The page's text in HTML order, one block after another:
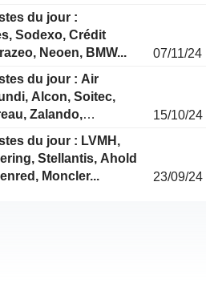
du jour :
Sodexo, Crédit
Neoen, BMW...
07/11/24
du jour : Air
Alcon, Soitec,
Zalando,
15/10/24
du jour : LVMH,
Stellantis, Ahold
Moncler...
23/09/24